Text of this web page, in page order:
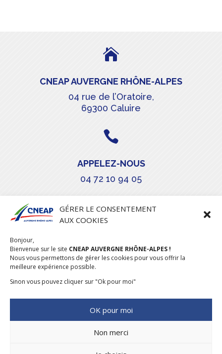
GÉRER LE CONSENTEMENT
AUX COOKIES
Bonjour,
Bienvenue sur le site CNEAP AUVERGNE RHÔNE-ALPES !
Nous vous permettons de gérer les cookies pour vous offrir la
meilleure expérience possible.
Sinon vous pouvez cliquer sur "Ok pour moi"
OK pour moi
Non merci

CNEAP AUVERGNE RHÔNE-ALPES
04 rue de l’Oratoire,
69300 Caluire

APPELEZ-NOUS
04 72 10 94 05

stephanie.maillot@cneap.fr